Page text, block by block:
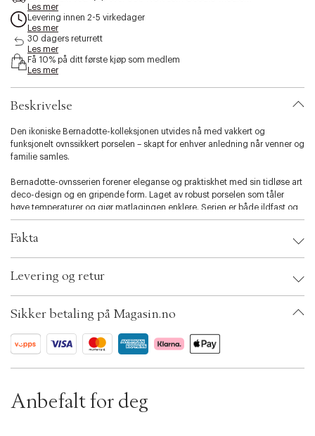
e
s
s
b
i
i
t
.
v
a
i
a
t
i
n
.
e
l
c
t
o
n
Les mer
Levering innen 2-5 virkedager
Les mer
30 dagers returrett
Les mer
Få 10% på ditt første kjøp som medlem
Les mer
Beskrivelse
Den ikoniske Bernadotte-kolleksjonen utvides nå med vakkert og
funksjonelt ovnssikkert porselen – skapt for enhver anledning når venner og
familie samles.
Bernadotte-ovnsserien forener eleganse og praktiskhet med sin tidløse art
deco-design og en gripende form. Laget av robust porselen som tåler
høye temperaturer og gjør matlagingen enklere. Serien er både ildfast og
tåler fryser og kan vaskes i oppvaskmaskin, slik at du kan nyte både
matlaging og servering uten problemer.
Fakta
EAN: 5713275255345
ID: BKRR26-0008
Levering og retur
Sikker betaling på Magasin.no
Anbefalt for deg